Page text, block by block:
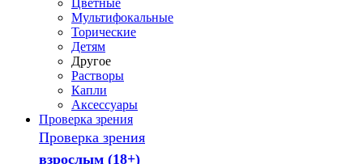
Цветные
Мультифокальные
Торические
Детям
Другое
Растворы
Капли
Аксессуары
Проверка зрения
Проверка зрения
взрослым (18+)